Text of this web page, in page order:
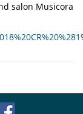
salon Musicora